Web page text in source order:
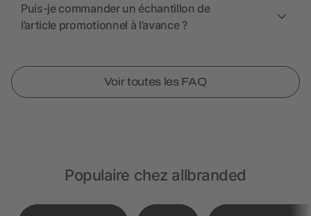
Puis-je commander un échantillon de
l’article promotionnel à l’avance ?
Voir toutes les FAQ
Populaire chez allbranded